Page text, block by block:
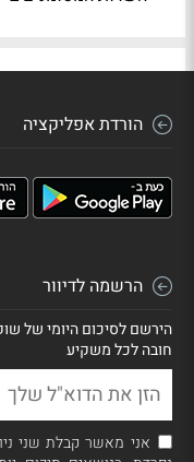
הורדת אפליקציה
הרשמה לדיוור
הירשם לסיכום היומי של
חובה לכל משקיע
אני מאשר קבלת שני